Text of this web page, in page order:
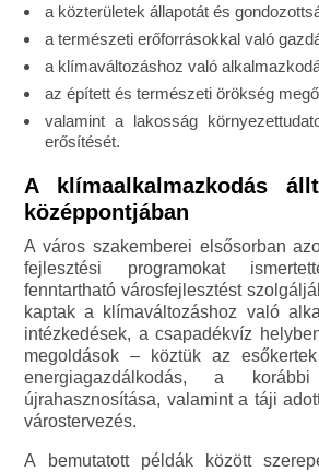
a közterületek állapotát és
a természeti erőforrásokkal való
a klímaváltozáshoz való
az épített és természeti örökség
valamint a lakosság
erősítését.
A klímaalkalmazkodás
középpontjában
A város szakemberei elsősorban
fejlesztési programokat
fenntartható városfejlesztést
kaptak a klímaváltozáshoz való
intézkedések, a csapadékvíz
megoldások – köztük az
energiagazdálkodás, a
újrahasznosítása, valamint a táji
várostervezés.
A bemutatott példák között